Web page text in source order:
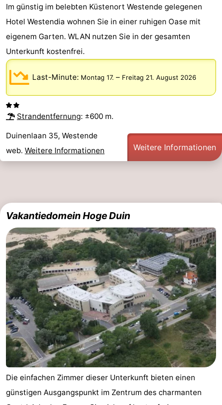
Im günstig im belebten Küstenort Westende gelegenen
Hotel Westendia wohnen Sie in einer ruhigen Oase mit
eigenem Garten. WLAN nutzen Sie in der gesamten
Unterkunft kostenfrei.
Last-Minute: Montag 17. – Freitag 21. August 2026
Strandentfernung: ±600 m.
Duinenlaan 35, Westende
web. Weitere Informationen Weitere Informationen
Vakantiedomein Hoge Duin
Die einfachen Zimmer dieser Unterkunft bieten einen
günstigen Ausgangspunkt im Zentrum des charmanten